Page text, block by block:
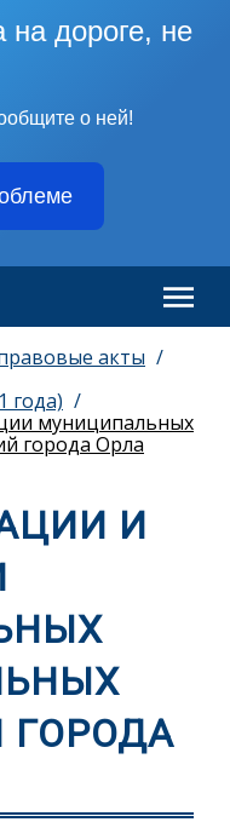
дороге, не
о ней!
акты
года)
муниципальных
города Орла
И